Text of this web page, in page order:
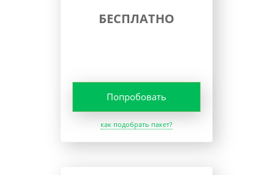
БЕСПЛАТНО
Попробовать
как подобрать пакет?